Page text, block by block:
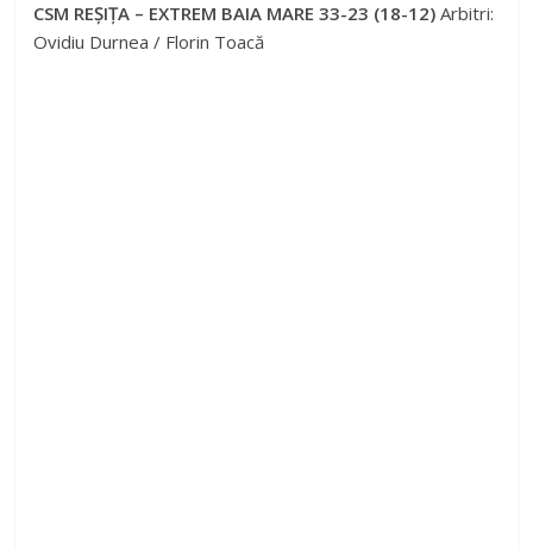
CSM REȘIȚA – EXTREM BAIA MARE 33-23 (18-12) Arbitri:
Ovidiu Durnea / Florin Toacă